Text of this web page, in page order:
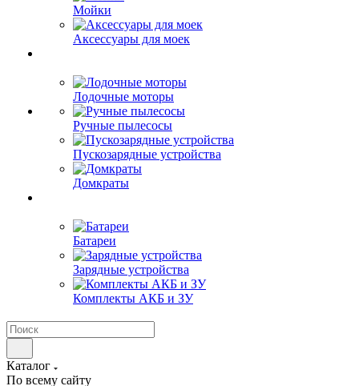
Мойки
Аксессуары для моек
Лодочные моторы
Ручные пылесосы
Пускозарядные устройства
Домкраты
Батареи
Зарядные устройства
Комплекты АКБ и ЗУ
Каталог
По всему сайту